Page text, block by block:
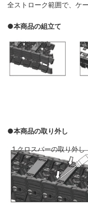
全ストローク範囲で、ケ
●本商品の組立て
1.側板の組立
側板のリンクを斜めに前
込み、はめ込みます
●本商品の取り外し
1.クロスバーの取り外し